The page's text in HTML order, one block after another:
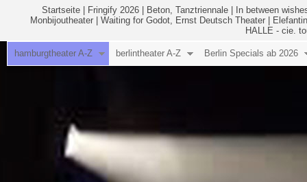
Startseite Fringify 2026 Beton, Tanztriennale
In between
Monbijoutheater
Waiting for Godot, Ernst Deutsch Theater
HALLE - cie.
hamburgtheater A-Z berlintheater A-Z Berlin Specials ab 2026